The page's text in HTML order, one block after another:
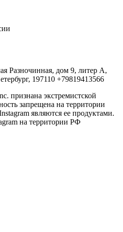
Разночинная, дом 9, литер А,
197110 +79819413566
признана экстремистской
запрещена на территории
являются ее продуктами.
на территории РФ